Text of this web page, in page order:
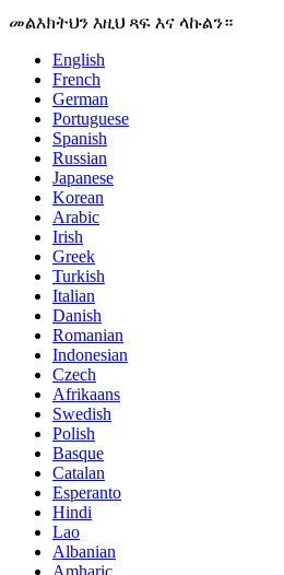
መልእክትህን እዚህ ጻፍ እና ላኩልን።
English
French
German
Portuguese
Spanish
Russian
Japanese
Korean
Arabic
Irish
Greek
Turkish
Italian
Danish
Romanian
Indonesian
Czech
Afrikaans
Swedish
Polish
Basque
Catalan
Esperanto
Hindi
Lao
Albanian